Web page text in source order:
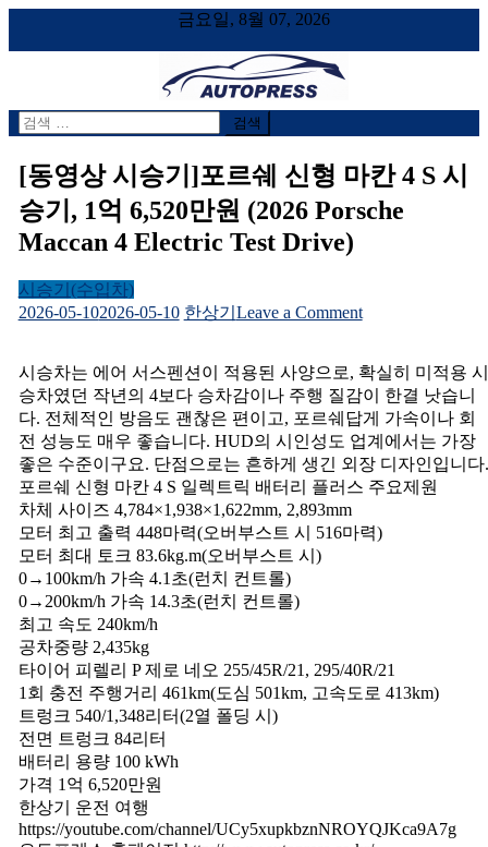
금요일, 8월 07, 2026
AUTOPRESS
오토프레스, 자동차시승기, 자동차, 시승기, 한상기
검
색
어:
[동영상 시승기]포르쉐 신형 마칸 4 S 시
승기, 1억 6,520만원 (2026 Porsche
Maccan 4 Electric Test Drive)
시승기(수입차)
2026-05-102026-05-10 한상기 Leave a Commenton
상
시
승
기]
포
르
신
시
승
원
(2026
시승차는 에어 서스펜션이 적용된 사양으로, 확실히 미적용 시
승차였던 작년의 4보다 승차감이나 주행 질감이 한결 낫습니
다. 전체적인 방음도 괜찮은 편이고, 포르쉐답게 가속이나 회
전 성능도 매우 좋습니다. HUD의 시인성도 업계에서는 가장
좋은 수준이구요. 단점으로는 흔하게 생긴 외장 디자인입니다.
포르쉐 신형 마칸 4 S 일렉트릭 배터리 플러스 주요제원
차체 사이즈 4,784×1,938×1,622mm, 2,893mm
모터 최고 출력 448마력(오버부스트 시 516마력)
모터 최대 토크 83.6kg.m(오버부스트 시)
0→100km/h 가속 4.1초(런치 컨트롤)
0→200km/h 가속 14.3초(런치 컨트롤)
최고 속도 240km/h
공차중량 2,435kg
타이어 피렐리 P 제로 네오 255/45R/21, 295/40R/21
1회 충전 주행거리 461km(도심 501km, 고속도로 413km)
트렁크 540/1,348리터(2열 폴딩 시)
전면 트렁크 84리터
배터리 용량 100 kWh
가격 1억 6,520만원
한상기 운전 여행
https://youtube.com/channel/UCy5xupkbznNROYQJKca9A7g